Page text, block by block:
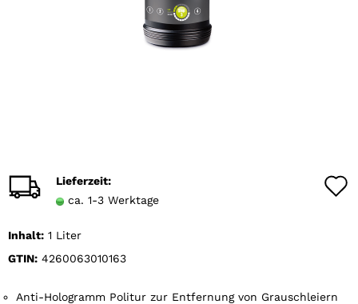
Lieferzeit:
ca. 1-3 Werktage
Inhalt: 1 Liter
GTIN: 4260063010163
Anti-Hologramm Politur zur Entfernung von Grauschleiern